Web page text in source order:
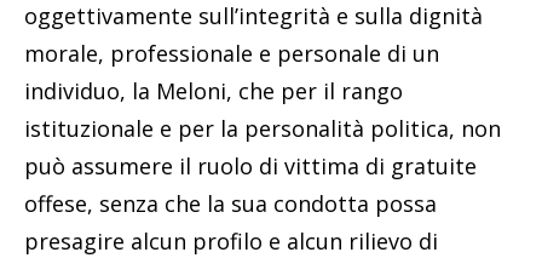
oggettivamente sull’integrità e sulla dignità
morale, professionale e personale di un
individuo, la Meloni, che per il rango
istituzionale e per la personalità politica, non
può assumere il ruolo di vittima di gratuite
offese, senza che la sua condotta possa
presagire alcun profilo e alcun rilievo di